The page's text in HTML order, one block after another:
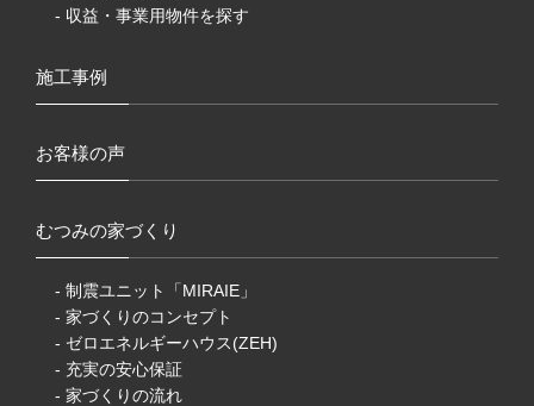
- 収益・事業用物件を探す
施工事例
お客様の声
むつみの家づくり
- 制震ユニット「MIRAIE」
- 家づくりのコンセプト
- ゼロエネルギーハウス(ZEH)
- 充実の安心保証
- 家づくりの流れ